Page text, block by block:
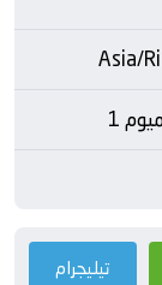
1
تيليجرام